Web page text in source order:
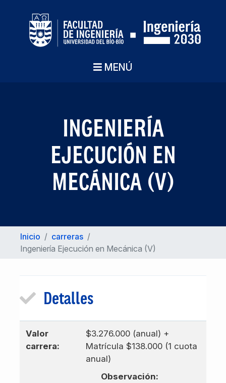
MENÚ
INGENIERÍA
EJECUCIÓN EN
MECÁNICA (V)
Inicio / carreras /
Ingeniería Ejecución en Mecánica (V)
Detalles
Valor
carrera:
$3.276.000 (anual) +
Matrícula $138.000 (1 cuota
anual)
Observación: